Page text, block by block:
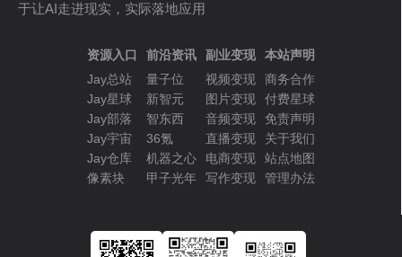
于让AI走进现实，实际落地应用
资源入口
Jay总站
Jay星球
Jay部落
Jay宇宙
Jay仓库
像素块
前沿资讯
量子位
新智元
智东西
36氪
机器之心
甲子光年
副业变现
视频变现
图片变现
音频变现
直播变现
电商变现
写作变现
本站声明
商务合作
付费星球
免责声明
关于我们
站点地图
管理办法